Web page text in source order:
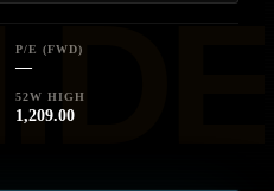
P/E (FWD)
—
52W HIGH
1,209.00